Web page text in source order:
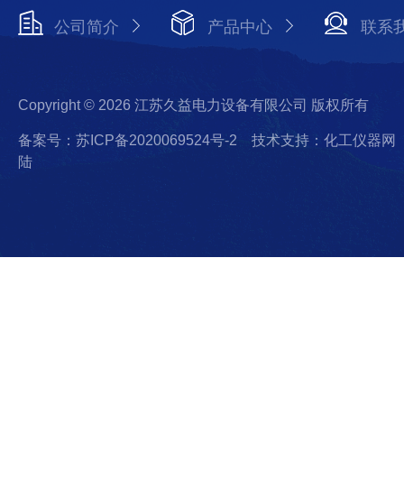
公司简介 产品中心 联系
Copyright © 2026 江苏久益电力设备有限公司 版权所有
备案号：苏ICP备2020069524号-2
技术支持：化工仪器网
陆